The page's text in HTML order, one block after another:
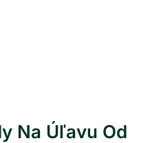
Na ⁣úľavu Od